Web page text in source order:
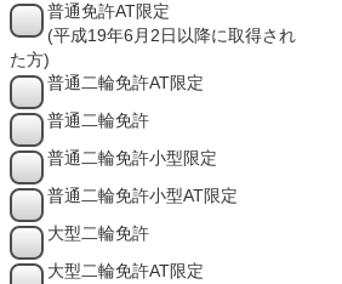
普通免許AT限定
(平成19年6月2日以降に取得され
た方)
普通二輪免許AT限定
普通二輪免許
普通二輪免許小型限定
普通二輪免許小型AT限定
大型二輪免許
大型二輪免許AT限定